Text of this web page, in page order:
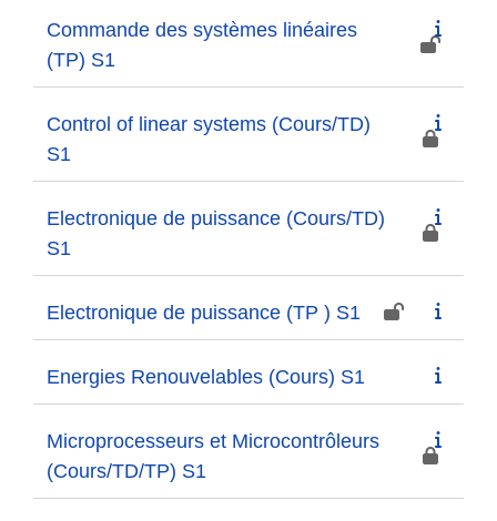
Commande des systèmes linéaires
(TP) S1
Control of linear systems (Cours/TD)
S1
Electronique de puissance (Cours/TD)
S1
Electronique de puissance (TP ) S1
Energies Renouvelables (Cours) S1
Microprocesseurs et Microcontrôleurs
(Cours/TD/TP) S1